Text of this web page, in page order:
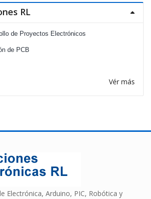
RL
de Proyectos Electrónicos
de PCB
Vér más
Electrónica, Arduino, PIC, Robótica y